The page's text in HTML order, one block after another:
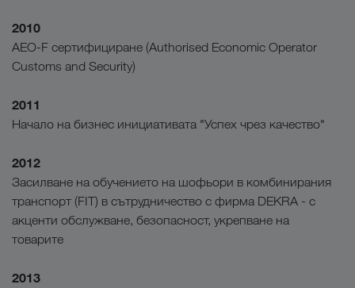
2010
AEO-F сертифициране (Authorised Economic Operator
Customs and Security)
2011
Начало на бизнес инициативата "Успех чрез качество"
2012
Засилване на обучението на шофьори в комбинирания
транспорт (FIT) в сътрудничество с фирма DEKRA - с
акценти обслужване, безопасност, укрепване на
товарите
2013